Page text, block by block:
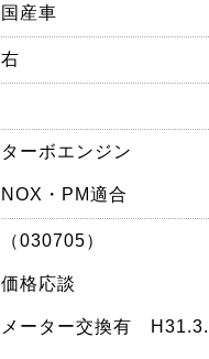
国産車
右
ターボエンジン
NOX・PM適合
（030705）
価格応談
メーター交換有